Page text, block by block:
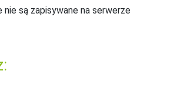
nie są zapisywane na serwerze